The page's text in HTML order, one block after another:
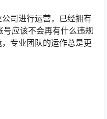
司进行运营，已经拥有
应该不会再有什么违规
专业团队的运作总是更